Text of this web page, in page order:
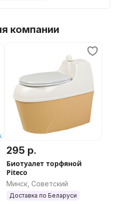
индикатор более легкий
270*, легко опорожнять
напор струй, экономичный
для удобного захвата из
делает
а открытие более
туалет во время
компании
295 р.
Биотуалет торфяной
Piteco
Минск, Советский
Доставка по Беларуси